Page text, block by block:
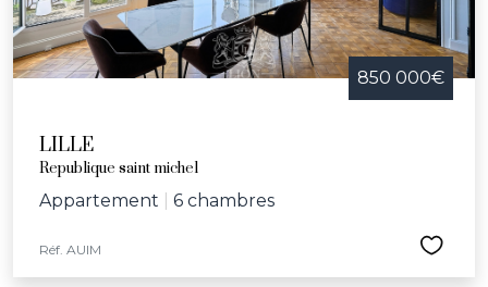
850 000€
LILLE
Republique saint michel
Appartement 6 chambres
Réf. AUIM